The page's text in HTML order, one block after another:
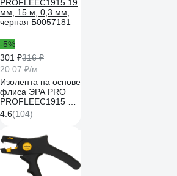
-5%
301 ₽316 ₽
20.07 ₽/м
Изолента на основе
флиса ЭРА PRO
PROFLEEC1915 19
мм, 15 м, 0,3 мм,
черная Б0057181
4.6(104)